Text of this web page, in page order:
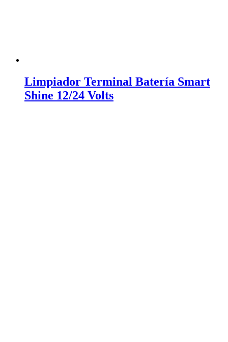
Limpiador Terminal Batería Smart
Shine 12/24 Volts